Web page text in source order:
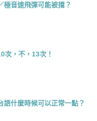
極音速飛彈可能被擋？
次，不，13次！
語什麼時候可以正常一點？